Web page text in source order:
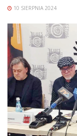
10 SIERPNIA 2024